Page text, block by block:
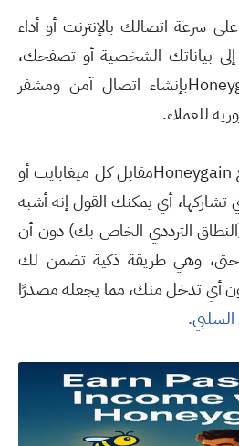
على سرعة اتصالك بالإنترنت أو أداء
بياناتك الشخصية أو تصفحك،
حيث يقوم تطبيق Honeygainبإنشاء اتصال آمن ومشفر
للعملاء.
في المقابل، يدفع لك موقع Honeygainمقابل كل ميغابايت أو
تشاركها، أي يمكنك القول إنه أشبه
الترددي الخاص بك) دون أن
حتى، وهي طريقة ذكية تضمن لك
أي تدخل منك، مما يجعله مصدرًا